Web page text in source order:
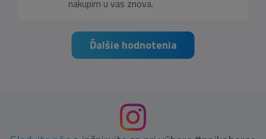
nakupim u vas znova.
Ďalšie hodnotenia